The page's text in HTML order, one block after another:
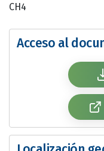
CH4
Acceso al